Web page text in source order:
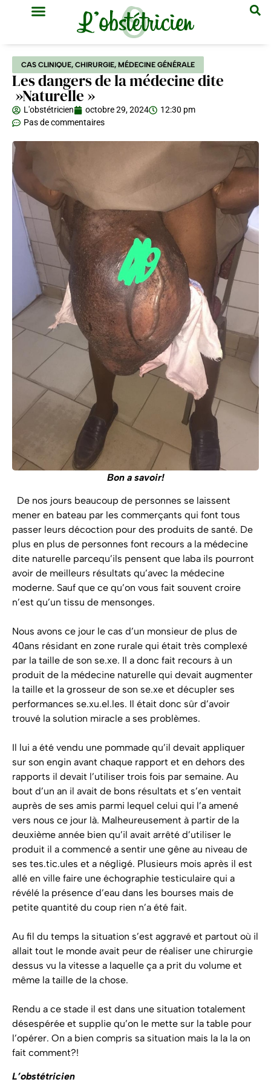
CAS CLINIQUE, CHIRURGIE, MÉDECINE GÉNÉRALE
Les dangers de la médecine dite
»Naturelle »
L'obstétricien octobre 29, 2024
12:30 pm
Pas de commentaires
Bon a savoir!
De nos jours beaucoup de personnes se laissent
mener en bateau par les commerçants qui font tous
passer leurs décoction pour des produits de santé. De
plus en plus de personnes font recours a la médecine
dite naturelle parcequ’ils pensent que laba ils pourront
avoir de meilleurs résultats qu’avec la médecine
moderne. Sauf que ce qu’on vous fait souvent croire
n’est qu’un tissu de mensonges.
Nous avons ce jour le cas d’un monsieur de plus de
40ans résidant en zone rurale qui était très complexé
par la taille de son se.xe. Il a donc fait recours à un
produit de la médecine naturelle qui devait augmenter
la taille et la grosseur de son se.xe et décupler ses
performances se.xu.el.les. Il était donc sûr d’avoir
trouvé la solution miracle a ses problèmes.
Il lui a été vendu une pommade qu’il devait appliquer
sur son engin avant chaque rapport et en dehors des
rapports il devait l’utiliser trois fois par semaine. Au
bout d’un an il avait de bons résultats et s’en ventait
auprès de ses amis parmi lequel celui qui l’a amené
vers nous ce jour là. Malheureusement à partir de la
deuxième année bien qu’il avait arrêté d’utiliser le
produit il a commencé a sentir une gêne au niveau de
ses tes.tic.ules et a négligé. Plusieurs mois après il est
allé en ville faire une échographie testiculaire qui a
révélé la présence d’eau dans les bourses mais de
petite quantité du coup rien n’a été fait.
Au fil du temps la situation s’est aggravé et partout où il
allait tout le monde avait peur de réaliser une chirurgie
dessus vu la vitesse a laquelle ça a prit du volume et
même la taille de la chose.
Rendu a ce stade il est dans une situation totalement
désespérée et supplie qu’on le mette sur la table pour
l’opérer. On a bien compris sa situation mais la la la on
fait comment?!
L’obstétricien